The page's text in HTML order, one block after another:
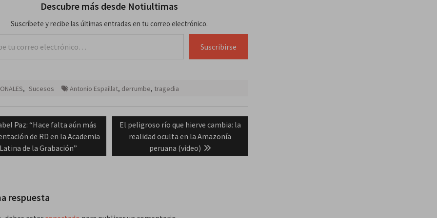
Descubre más desde Notiultimas
Suscríbete y recibe las últimas entradas en tu correo electrónico.
Suscribirse
, Sucesos Antonio Espaillat, derrumbe, tragedia
Paz: “Hace falta aún más
de RD en la Academia
Latina de la Grabación”
Next
post:
El peligroso río que hierve cambia: la
realidad oculta en la Amazonía
peruana (video)
respuesta